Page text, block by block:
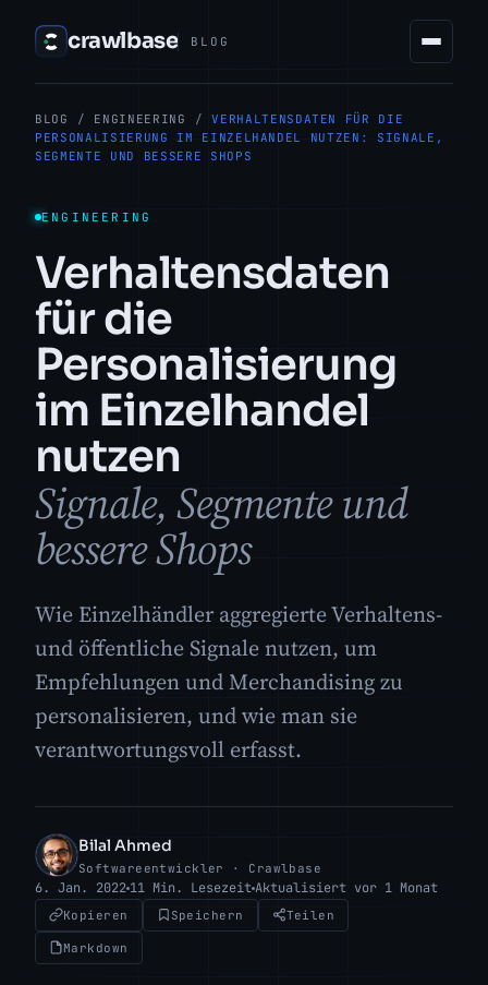
crawlbase BLOG
BLOG / ENGINEERING /
VERHALTENSDATEN FÜR DIE
PERSONALISIERUNG IM EINZELHANDEL NUTZEN: SIGNALE,
SEGMENTE UND BESSERE SHOPS
ENGINEERING
Verhaltensdaten
für die
Personalisierung
im Einzelhandel
nutzen
Signale, Segmente und
bessere Shops
Wie Einzelhändler aggregierte Verhaltens-
und öffentliche Signale nutzen, um
Empfehlungen und Merchandising zu
personalisieren, und wie man sie
verantwortungsvoll erfasst.
BA
Bilal Ahmed
Softwareentwickler · Crawlbase
6. Jan. 2022 11 Min. Lesezeit Aktualisiert vor 1 Monat
Kopieren Speichern Teilen
Markdown